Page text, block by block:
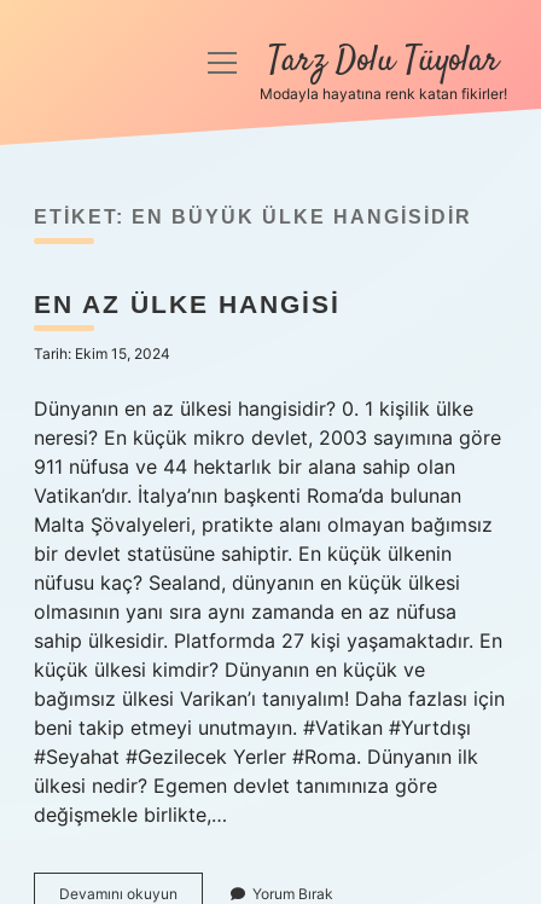
Anasayfa
Yasal Uyarı
Hakkımızda
menüyüTarz Dolu Tüyolar
Modayla hayatına renk katan fikirler!
ETIKET: EN BÜYÜK ÜLKE HANGISIDIR
EN AZ ÜLKE HANGISI
Tarih: Ekim 15, 2024
Dünyanın en az ülkesi hangisidir? 0. 1 kişilik ülke
neresi? En küçük mikro devlet, 2003 sayımına göre
911 nüfusa ve 44 hektarlık bir alana sahip olan
Vatikan’dır. İtalya’nın başkenti Roma’da bulunan
Malta Şövalyeleri, pratikte alanı olmayan bağımsız
bir devlet statüsüne sahiptir. En küçük ülkenin
nüfusu kaç? Sealand, dünyanın en küçük ülkesi
olmasının yanı sıra aynı zamanda en az nüfusa
sahip ülkesidir. Platformda 27 kişi yaşamaktadır. En
küçük ülkesi kimdir? Dünyanın en küçük ve
bağımsız ülkesi Varikan’ı tanıyalım! Daha fazlası için
beni takip etmeyi unutmayın. #Vatikan #Yurtdışı
#Seyahat #Gezilecek Yerler #Roma. Dünyanın ilk
ülkesi nedir? Egemen devlet tanımınıza göre
değişmekle birlikte,…
Devamını okuyun Yorum Bırak